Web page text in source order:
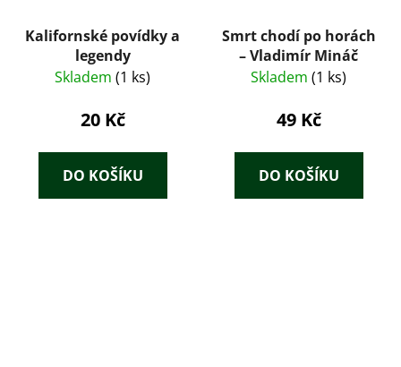
Kalifornské povídky a
legendy
Skladem (1 ks)
20 Kč
DO KOŠÍKU
Smrt chodí po horách
– Vladimír Mináč
Skladem (1 ks)
49 Kč
DO KOŠÍKU